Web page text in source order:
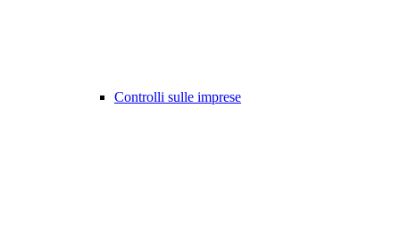
Controlli sulle imprese